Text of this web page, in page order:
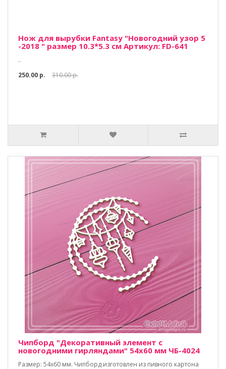
Нож для вырубки Fantasy "Новогодний узор 5
-2018 " размер 10.3*5.3 см Артикул: FD-641
..
250.00 р.
310.00 р.
Чипборд "Декоративный элемент с
новогодними гирляндами" 54х60 мм ЧБ-4024
Размер: 54х60 мм. Чипборд изготовлен из пивного картона